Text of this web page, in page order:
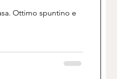
Ottimo spuntino e